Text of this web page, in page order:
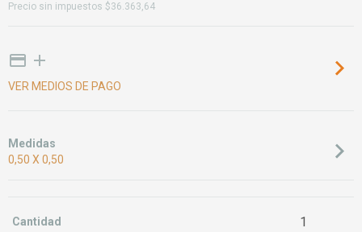
Precio sin impuestos $36.363,64
VER MEDIOS DE PAGO
Medidas
0,50 X 0,50
Cantidad